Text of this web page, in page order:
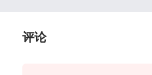
评论